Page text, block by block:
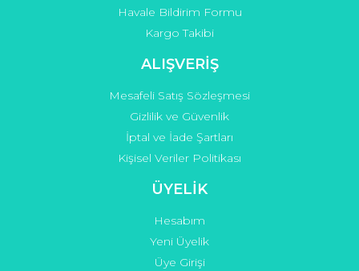
Havale Bildirim Formu
Kargo Takibi
ALIŞVERİŞ
Mesafeli Satış Sözleşmesi
Gizlilik ve Güvenlik
İptal ve İade Şartları
Kişisel Veriler Politikası
ÜYELİK
Hesabım
Yeni Üyelik
Üye Girişi